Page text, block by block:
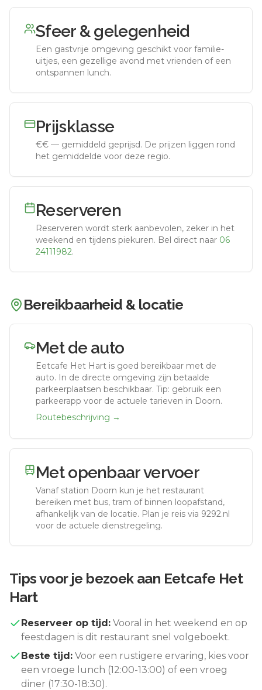
Sfeer & gelegenheid
Een gastvrije omgeving geschikt voor familie-
uitjes, een gezellige avond met vrienden of een
ontspannen lunch.
Prijsklasse
€€ — gemiddeld geprijsd. De prijzen liggen rond
het gemiddelde voor deze regio.
Reserveren
Reserveren wordt sterk aanbevolen, zeker in het
weekend en tijdens piekuren. Bel direct naar 06
24111982.
Bereikbaarheid & locatie
Met de auto
Eetcafe Het Hart is goed bereikbaar met de
auto. In de directe omgeving zijn betaalde
parkeerplaatsen beschikbaar. Tip: gebruik een
parkeerapp voor de actuele tarieven in Doorn.
Routebeschrijving →
Met openbaar vervoer
Vanaf station Doorn kun je het restaurant
bereiken met bus, tram of binnen loopafstand,
afhankelijk van de locatie. Plan je reis via 9292.nl
voor de actuele dienstregeling.
Tips voor je bezoek aan Eetcafe Het
Hart
Reserveer op tijd: Vooral in het weekend en op
feestdagen is dit restaurant snel volgeboekt.
Beste tijd: Voor een rustigere ervaring, kies voor
een vroege lunch (12:00-13:00) of een vroeg
diner (17:30-18:30).